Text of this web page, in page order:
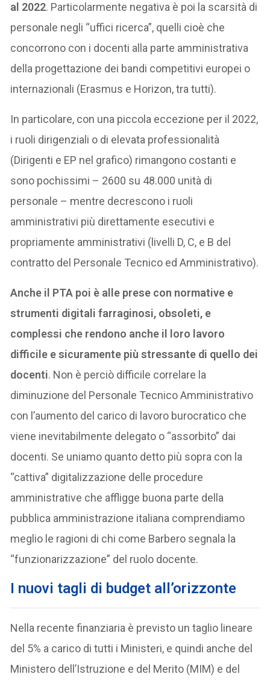
al 2022. Particolarmente negativa è poi la scarsità di
personale negli “uffici ricerca”, quelli cioè che
concorrono con i docenti alla parte amministrativa
della progettazione dei bandi competitivi europei o
internazionali (Erasmus e Horizon, tra tutti).
In particolare, con una piccola eccezione per il 2022,
i ruoli dirigenziali o di elevata professionalità
(Dirigenti e EP nel grafico) rimangono costanti e
sono pochissimi – 2600 su 48.000 unità di
personale – mentre decrescono i ruoli
amministrativi più direttamente esecutivi e
propriamente amministrativi (livelli D, C, e B del
contratto del Personale Tecnico ed Amministrativo).
Anche il PTA poi è alle prese con normative e
strumenti digitali farraginosi, obsoleti, e
complessi che rendono anche il loro lavoro
difficile e sicuramente più stressante di quello dei
docenti. Non è perciò difficile correlare la
diminuzione del Personale Tecnico Amministrativo
con l’aumento del carico di lavoro burocratico che
viene inevitabilmente delegato o “assorbito” dai
docenti. Se uniamo quanto detto più sopra con la
“cattiva” digitalizzazione delle procedure
amministrative che affligge buona parte della
pubblica amministrazione italiana comprendiamo
meglio le ragioni di chi come Barbero segnala la
“funzionarizzazione” del ruolo docente.
I nuovi tagli di budget all’orizzonte
Nella recente finanziaria è previsto un taglio lineare
del 5% a carico di tutti i Ministeri, e quindi anche del
Ministero dell’Istruzione e del Merito (MIM) e del